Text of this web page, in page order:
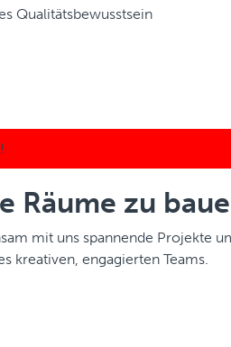
Qualitätsbewusstsein
Räume zu
mit uns spannende Projekte
kreativen, engagierten Teams.